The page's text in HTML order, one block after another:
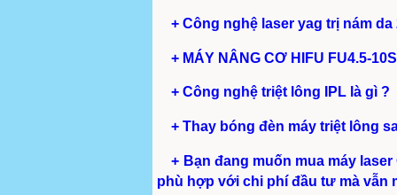
+ Công nghệ laser yag trị nám da
+ MÁY NÂNG CƠ HIFU FU4.5-
+ Công nghệ triệt lông IPL là gì ?
+ Thay bóng đèn máy triệt lông
+ Bạn đang muốn mua máy
phù hợp với chi phí đầu tư mà vẫn